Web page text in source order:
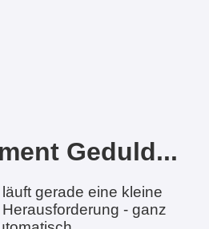
Geduld...
gerade eine kleine
- ganz